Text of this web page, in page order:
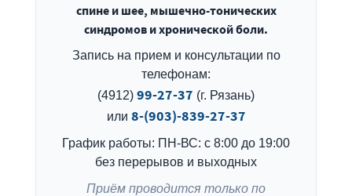
спине и шее, мышечно-тонических
синдромов и хронической боли.
Запись на прием и консультации по
телефонам:
(4912) 99-27-37 (г. Рязань)
или 8-(903)-839-27-37
График работы: ПН-ВС: с 8:00 до 19:00
без перерывов и выходных
Приём проводится только по